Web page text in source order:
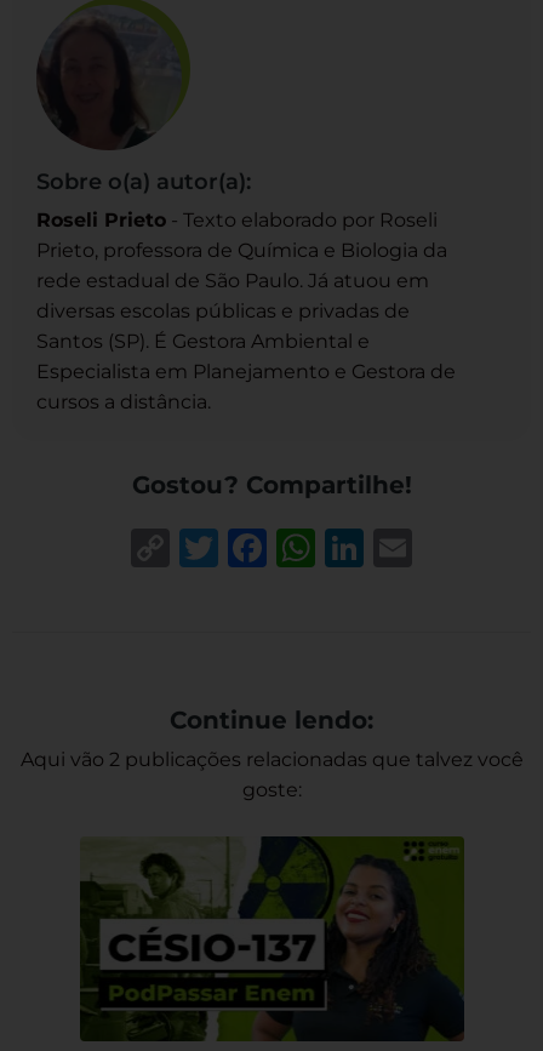
Sobre o(a) autor(a):
Roseli Prieto - Texto elaborado por Roseli
Prieto, professora de Química e Biologia da
rede estadual de São Paulo. Já atuou em
diversas escolas públicas e privadas de
Santos (SP). É Gestora Ambiental e
Especialista em Planejamento e Gestora de
cursos a distância.
Gostou? Compartilhe!
CopyTwitter
Facebook
WhatsApp
LinkedIn
Continue lendo:
Aqui vão 2 publicações relacionadas que talvez você
goste: